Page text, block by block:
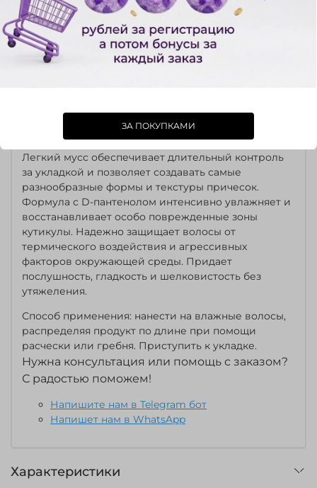
гладкости и блеска
1 990 ₽
IPARIKMAHER для
горячих инструментов
590 ₽
399 ₽
Описание
Легкий мусс обеспечивает длительный контроль
за укладкой и позволяет создавать самые
разнообразные формы и текстуры причесок.
Формула с D-пантенолом интенсивно увлажняет и
восстанавливает особо поврежденные зоны
кутикулы. Надежно защищает волосы от
термического воздействия и агрессивных
факторов окружающей среды. Придает
послушность, гладкость и шелковистость без
утяжеления.
Способ применения: нанести на влажные волосы,
распределяя продукт по длине при помощи
расчески или гребня. Приступить к укладке.
Нужна консультация или помощь с заказом?
С радостью поможем!
Напишите нам в Telegram бот
Напишет нам в WhatsApp
Характеристики
ЗА ПОКУПКАМИ